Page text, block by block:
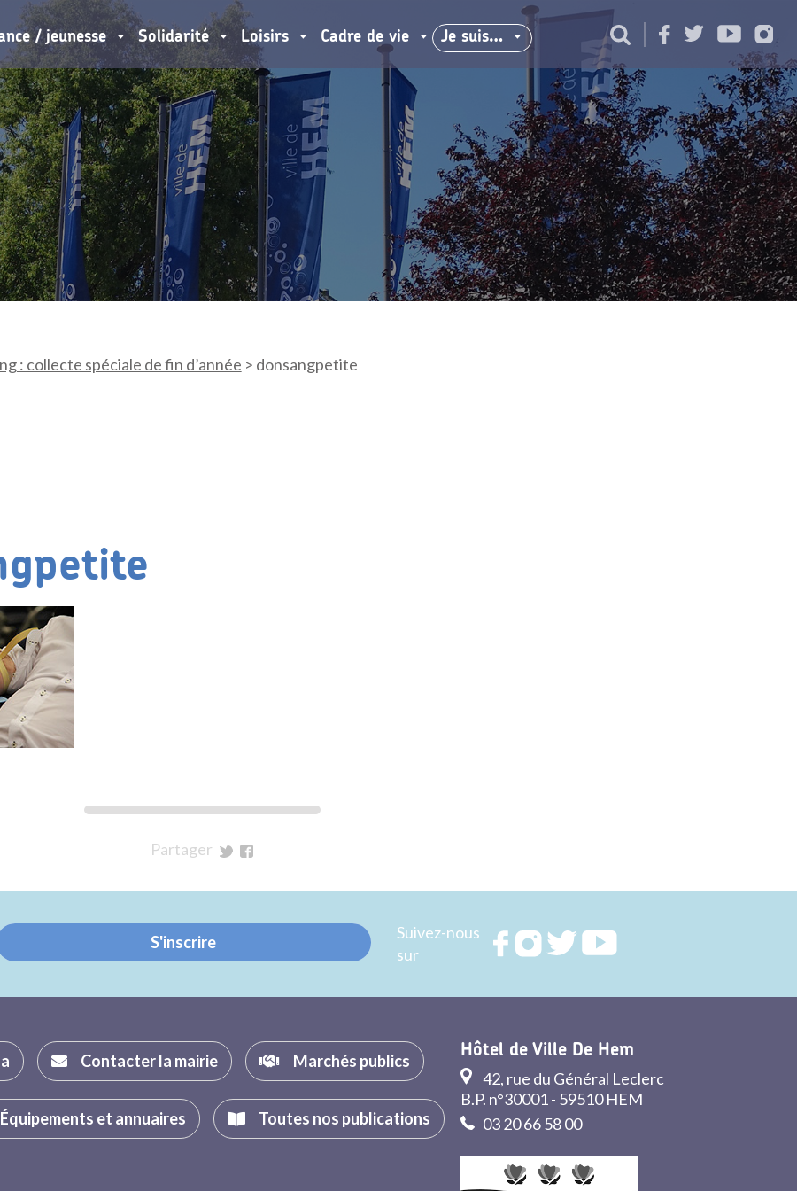
/ jeunesse Solidarité Loisirs Cadre de vie Je suis…
: collecte spéciale de fin d’année > donsangpetite
Partager
Twitter
Facebook
S'inscrire
Suivez-nous
sur
RejoignezRejoignezRejoignez
Contacter la mairie Marchés publics
Équipements et annuaires Toutes nos publications
Hôtel de Ville De Hem
42, rue du Général Leclerc
B.P. n°30001 - 59510 HEM
03 20 66 58 00